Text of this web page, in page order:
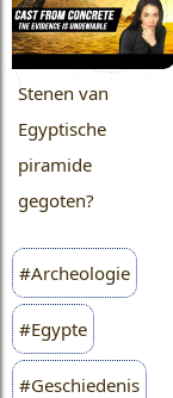
Stenen van
Egyptische
piramide
gegoten?
#Archeologie
#Egypte
#Geschiedenis